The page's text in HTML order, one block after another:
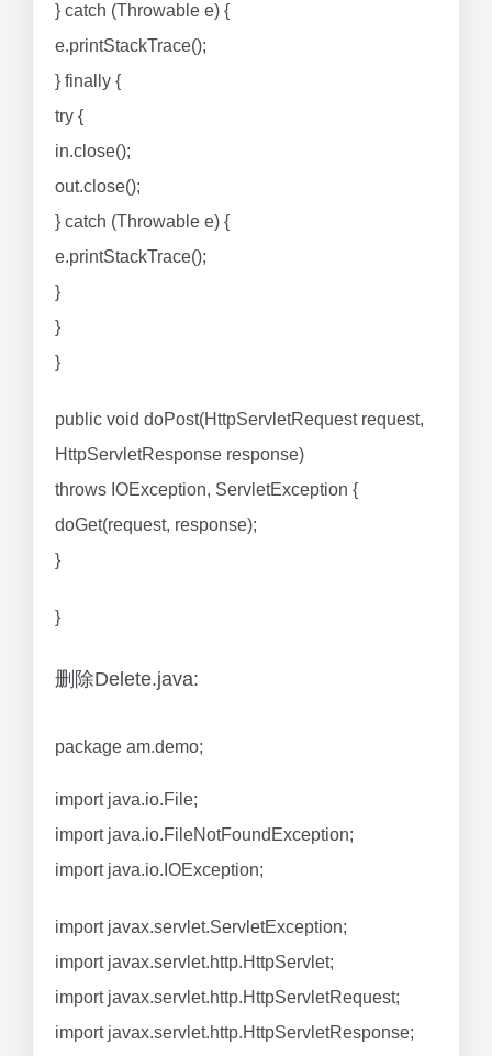
} catch (Throwable e) {
e.printStackTrace();
} finally {
try {
in.close();
out.close();
} catch (Throwable e) {
e.printStackTrace();
}
}
}
public void doPost(HttpServletRequest request,
HttpServletResponse response)
throws IOException, ServletException {
doGet(request, response);
}
}
删除Delete.java:
package am.demo;
import java.io.File;
import java.io.FileNotFoundException;
import java.io.IOException;
import javax.servlet.ServletException;
import javax.servlet.http.HttpServlet;
import javax.servlet.http.HttpServletRequest;
import javax.servlet.http.HttpServletResponse;